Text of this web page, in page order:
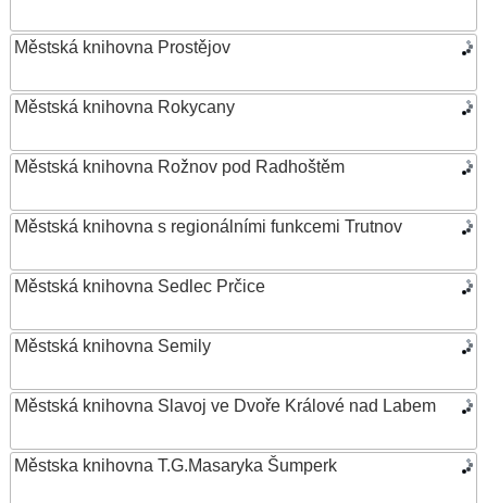
Městská knihovna Prostějov
Městská knihovna Rokycany
Městská knihovna Rožnov pod Radhoštěm
Městská knihovna s regionálními funkcemi Trutnov
Městská knihovna Sedlec Prčice
Městská knihovna Semily
Městská knihovna Slavoj ve Dvoře Králové nad Labem
Městska knihovna T.G.Masaryka Šumperk